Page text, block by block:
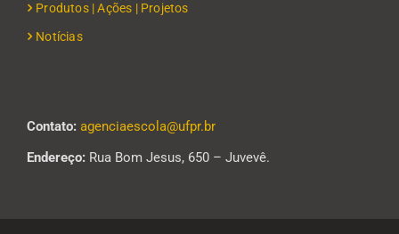
Produtos | Ações | Projetos
Notícias
Contato: agenciaescola@ufpr.br
Endereço: Rua Bom Jesus, 650 – Juvevê.